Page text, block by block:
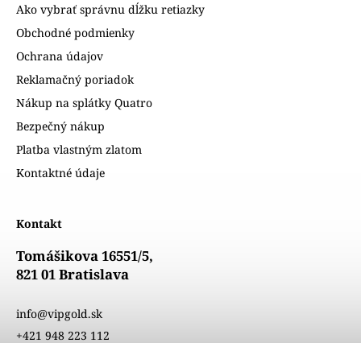
Ako vybrať správnu dĺžku retiazky
Obchodné podmienky
Ochrana údajov
Reklamačný poriadok
Nákup na splátky Quatro
Bezpečný nákup
Platba vlastným zlatom
Kontaktné údaje
Kontakt
Tomášikova 16551/5,
821 01 Bratislava
info@vipgold.sk
+421 948 223 112